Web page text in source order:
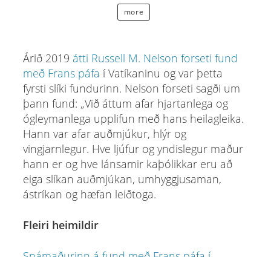
more
Árið 2019 átti Russell M. Nelson forseti fund
með Frans páfa í Vatíkaninu og var þetta
fyrsti slíki fundurinn. Nelson forseti sagði um
þann fund: „Við áttum afar hjartanlega og
ógleymanlega upplifun með hans heilagleika.
Hann var afar auðmjúkur, hlýr og
vingjarnlegur. Hve ljúfur og yndislegur maður
hann er og hve lánsamir kaþólikkar eru að
eiga slíkan auðmjúkan, umhyggjusaman,
ástríkan og hæfan leiðtoga.
Fleiri heimildir